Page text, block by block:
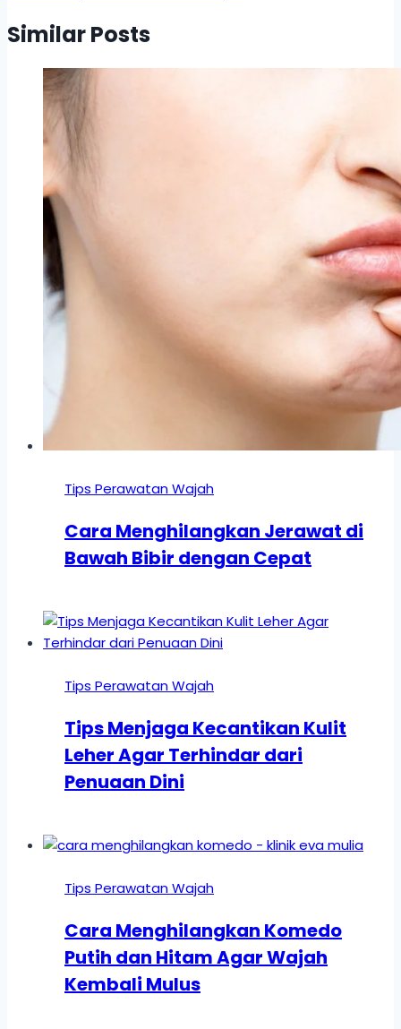
Similar Posts
Tips Perawatan Wajah
Cara Menghilangkan Jerawat di
Bawah Bibir dengan Cepat
Tips Perawatan Wajah
Tips Menjaga Kecantikan Kulit
Leher Agar Terhindar dari
Penuaan Dini
Tips Perawatan Wajah
Cara Menghilangkan Komedo
Putih dan Hitam Agar Wajah
Kembali Mulus